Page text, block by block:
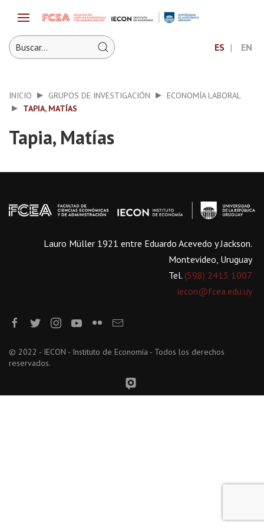
ES EN
INICIO GRUPOS DE INVESTIGACIÓN
ECONOMÍA LABORAL
TAPIA, MATÍAS
Tapia, Matías
Lauro Müller 1921 entre Eduardo Acevedo y Jackson.
Montevideo, Uruguay
Tel. (598) 2413 1007
iecon@fcea.edu.uy
© 2022 - IECON - Instituto de Economía - Todos los derechos
reservados.